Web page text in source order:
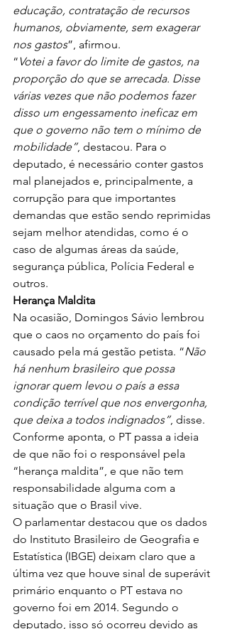
educação, contratação de recursos
humanos, obviamente, sem exagerar
nos gastos”, afirmou.
“Votei a favor do limite de gastos, na
proporção do que se arrecada. Disse
várias vezes que não podemos fazer
disso um engessamento ineficaz em
que o governo não tem o mínimo de
mobilidade”, destacou. Para o
deputado, é necessário conter gastos
mal planejados e, principalmente, a
corrupção para que importantes
demandas que estão sendo reprimidas
sejam melhor atendidas, como é o
caso de algumas áreas da saúde,
segurança pública, Polícia Federal e
outros.
Herança Maldita
Na ocasião, Domingos Sávio lembrou
que o caos no orçamento do país foi
causado pela má gestão petista. “Não
há nenhum brasileiro que possa
ignorar quem levou o país a essa
condição terrível que nos envergonha,
que deixa a todos indignados”, disse.
Conforme aponta, o PT passa a ideia
de que não foi o responsável pela
“herança maldita”, e que não tem
responsabilidade alguma com a
situação que o Brasil vive.
O parlamentar destacou que os dados
do Instituto Brasileiro de Geografia e
Estatística (IBGE) deixam claro que a
última vez que houve sinal de superávit
primário enquanto o PT estava no
governo foi em 2014. Segundo o
deputado, isso só ocorreu devido as